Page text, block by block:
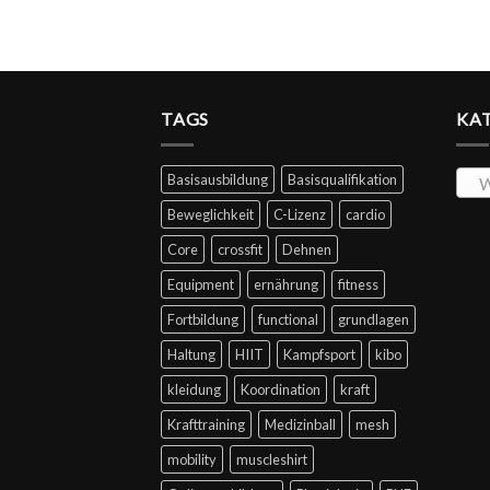
TAGS
Basisausbildung
Basisqualifikation
Beweglichkeit
C-Lizenz
cardio
Core
crossfit
Dehnen
Equipment
ernährung
fitness
Fortbildung
functional
grundlagen
Haltung
HIIT Kampfsport
kibo
kleidung
Koordination
kraft
Krafttraining
Medizinball
mesh
mobility
muscleshirt